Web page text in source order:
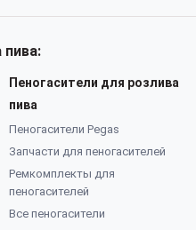
пива:
Пеногасители для розлива
пива
Пеногасители Pegas
Запчасти для пеногасителей
Ремкомплекты для
пеногасителей
Все пеногасители